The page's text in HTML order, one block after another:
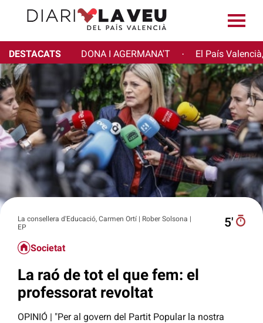
DESTACATS DONA I AGERMANA'T · El País
La consellera d'Educació, Carmen Ortí | Rober Solsona |
EP
5′
Societat
La raó de tot el que fem: el
professorat revoltat
OPINIÓ | "Per al govern del Partit Popular la nostra